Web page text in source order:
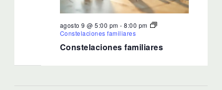
Constelaciones familiares
agosto 9 @ 5:00 pm -8:00 pm
Constelaciones familiares